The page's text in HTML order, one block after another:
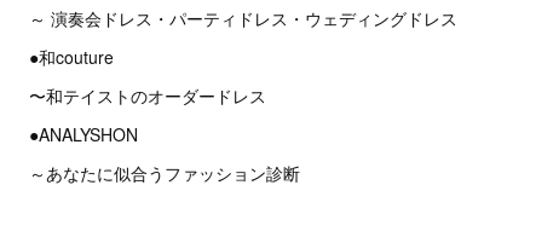
～ 演奏会ドレス・パーティドレス・ウェディングドレス
●和couture
〜和テイストのオーダードレス
●ANALYSHON
～あなたに似合うファッション診断